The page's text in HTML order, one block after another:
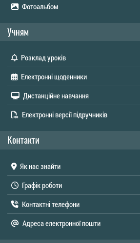
Фотоальбом
Учням
Розклад уроків
Електронні щоденники
Дистанційне навчання
Електронні версії підручників
Контакти
Як нас знайти
Графік роботи
Контактні телефони
Адреса електронної пошти